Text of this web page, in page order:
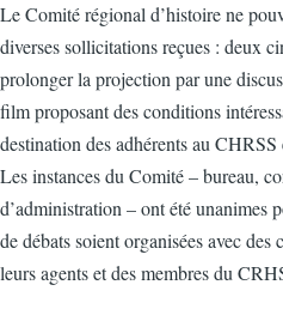
Le Comité régional d’histoire ne
diverses sollicitations reçues : deux
prolonger la projection par une
film proposant des conditions
destination des adhérents au
Les instances du Comité – bureau,
d’administration – ont été unanimes
de débats soient organisées avec des
leurs agents et des membres du